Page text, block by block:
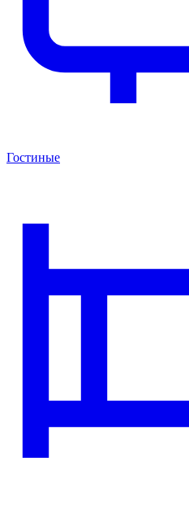
Гостиные